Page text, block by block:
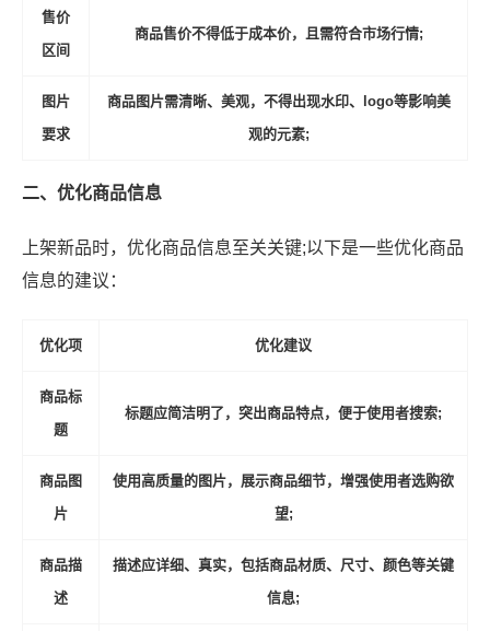
售价
区间
商品售价不得低于成本价，且需符合市场行情;
图片
要求
商品图片需清晰、美观，不得出现水印、logo等影响美
观的元素;
二、优化商品信息
上架新品时，优化商品信息至关关键;以下是一些优化商品
信息的建议：
优化项 优化建议
商品标
题
标题应简洁明了，突出商品特点，便于使用者搜索;
商品图
片
使用高质量的图片，展示商品细节，增强使用者选购欲
望;
商品描
述
描述应详细、真实，包括商品材质、尺寸、颜色等关键
信息;